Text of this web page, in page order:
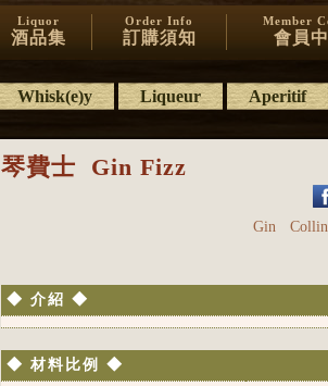
Liquor
酒品集
Order Info
訂購須知
Member
會員
Whisk(e)y Liqueur Aperitif
琴費士 Gin Fizz
Gin
◆ 介紹 ◆
◆ 材料比例 ◆